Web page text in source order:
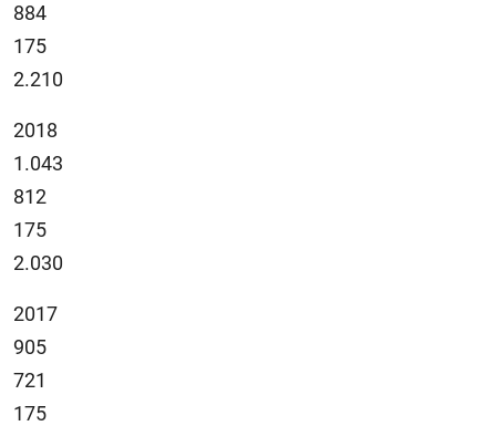
884
175
2.210
2018
1.043
812
175
2.030
2017
905
721
175